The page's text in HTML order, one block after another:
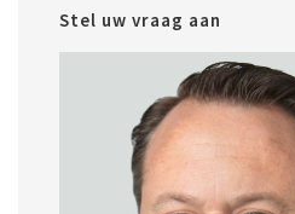
Stel uw vraag aan